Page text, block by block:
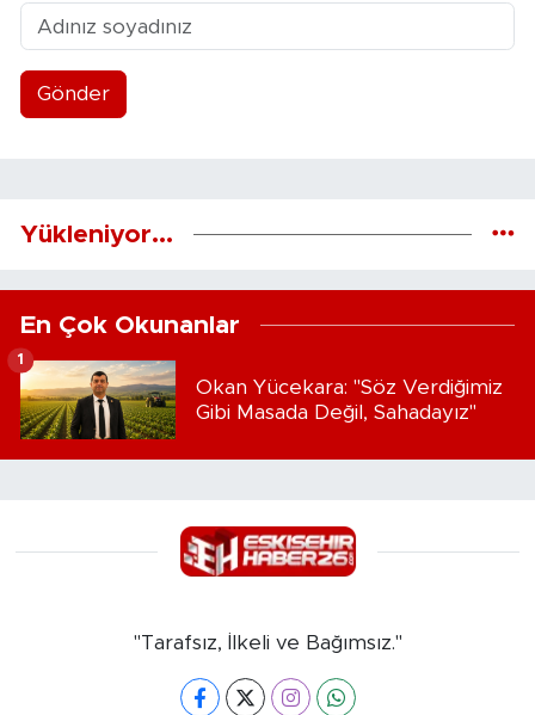
Gönder
Yükleniyor...
En Çok Okunanlar
Okan Yücekara: "Söz Verdiğimiz
Gibi Masada Değil, Sahadayız"
1
"Tarafsız, İlkeli ve Bağımsız."